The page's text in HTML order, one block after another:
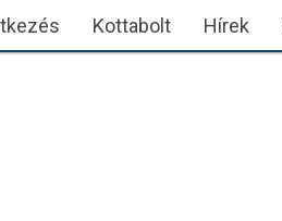
Kottabolt Hírek